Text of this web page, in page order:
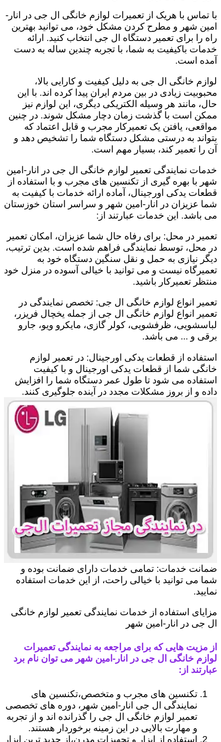
با تماس با هریک از تعمیرات لوازم خانگی ال جی در انار-
امین شهر و مطرح کردن مشکل خود، می توانید بهترین
راه را برای تعمیر دستگاه ال جی انتخاب کنید. ارائه
خدمات باکیفیت به شما، با تجربه چندین ساله به دست
آمده است.
لوازم خانگی ال جی به دلیل کیفیت و کارایی بالا،
محبوبیت زیادی در بین مردم ایران پیدا کرده اند. با این
حال، مانند هر وسیله الکتریکی دیگری، این لوازم نیز
ممکن است با گذشت زمان دچار مشکل شوند. در چنین
مواقعی، یافتن یک تعمیرکار مجرب و قابل اعتماد که
بتواند به درستی مشکل دستگاه شما را تشخیص دهد و
آن را تعمیر کند، بسیار مهم است.
خدمات نمایندگی تعمیر لوازم خانگی ال جی در انار-امین
شهر با بهره گیری از تکنسین های مجرب و با استفاده از
قطعات یدکی اورجینال، آماده ارائه خدمات با کیفیت به
شما عزیزان در انار-امین شهر و سراسر استان خوزستان
می باشد. این خدمات عبارتند از:
تعمیر در محل: برای رفاه حال شما عزیزان، امکان تعمیر
در محل، توسط نمایندگی فراهم شده است. بدین ترتیب،
دیگر نیازی به حمل و نقل سنگین دستگاه خود به
تعمیرگاه نیست و می توانید با خیالی آسوده در منزل خود
منتظر تعمیرکار باشید.
تعمیر انواع لوازم خانگی ال جی: تخصص نمایندگی در
تعمیر انواع لوازم خانگی ال جی از جمله یخچال فریزر،
لباسشویی، ظرفشویی، کولر گازی، مایکرو ویو، جارو
برقی و ... می باشد.
استفاده از قطعات یدکی اورجینال: در تعمیر لوازم
خانگی شما از قطعات یدکی اورجینال و با کیفیت
استفاده می شود تا طول عمر دستگاه شما را افزایش
داده و از بروز مشکلات مجدد در آینده جلوگیری کنند.
ضمانت خدمات: تمامی خدمات دارای ضمانت بوده و
شما می توانید با خیالی راحت، از این خدمات استفاده
نمایید.
مزایای استفاده از خدمات نمایندگی تعمیر لوازم خانگی
ال جی در انار-امین شهر
از مزیت هایی که برای مراجعه به نمایندگی تعمیرات
لوازم خانگی ال جی در انار-امین شهر می توان نام برد
عبارتند از:
تکنسین های مجرب و متخصص،تکنسین های
نمایندگی ال جی انار-امین شهر، دوره های تخصصی
تعمیر لوازم خانگی ال جی را گذرانده اند و از تجربه
و مهارت بالایی در این زمینه برخوردار هستند.
استفاده از ابزار و تجهیزات مدرن،از جدید ترین ابزار